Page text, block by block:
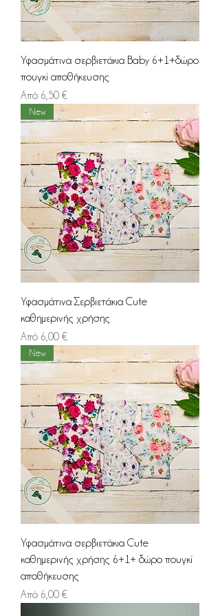
Υφασμάτινα σερβιετάκια Baby 6+1+δώρο
πουγκί αποθήκευσης
Από 6,50 €
Τιμή Έκπτωσης
New
Υφασμάτινα Σερβιετάκια Cute
καθημερινής χρήσης
Από 6,00 €
Τιμή Έκπτωσης
New
Υφασμάτινα σερβιετάκια Cute
καθημερινής χρήσης 6+1+ δώρο πουγκί
αποθήκευσης
Από 6,00 €
Τιμή Έκπτωσης